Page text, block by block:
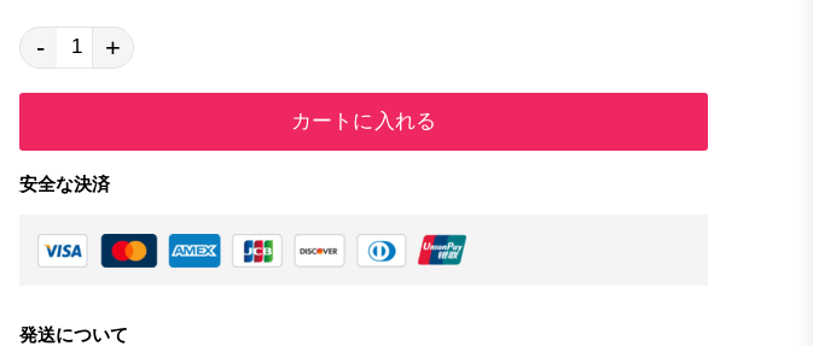
- +
カートに入れる
安全な決済
発送について